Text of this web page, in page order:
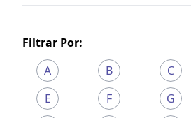
Filtrar Por:
A
B C
E
F G